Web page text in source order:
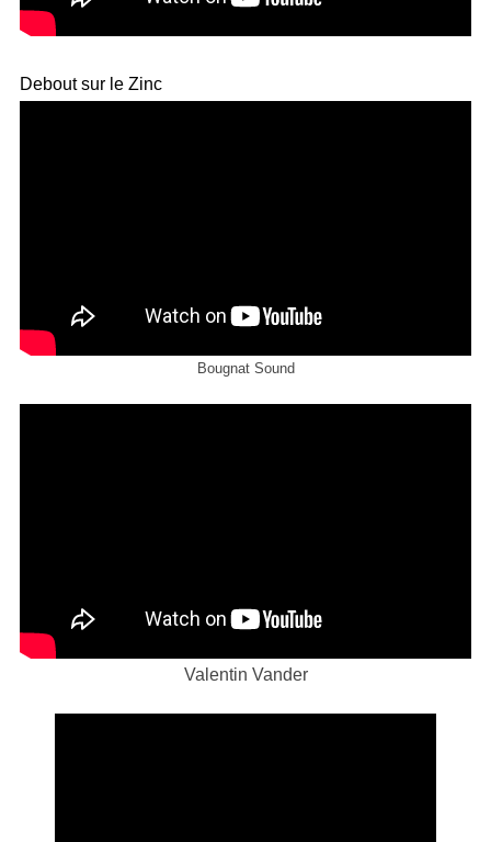
Debout sur le Zinc
Bougnat Sound
Valentin Vander